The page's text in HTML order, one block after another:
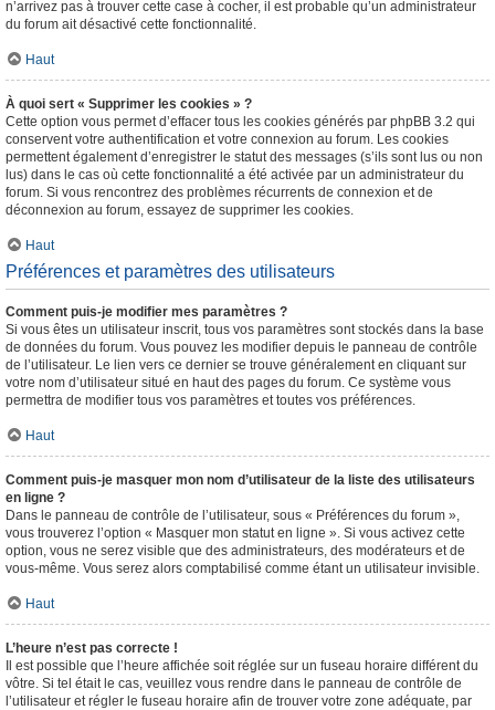
n’arrivez pas à trouver cette case à cocher, il est probable qu’un administrateur
du forum ait désactivé cette fonctionnalité.
Haut
À quoi sert « Supprimer les cookies » ?
Cette option vous permet d’effacer tous les cookies générés par phpBB 3.2 qui
conservent votre authentification et votre connexion au forum. Les cookies
permettent également d’enregistrer le statut des messages (s’ils sont lus ou non
lus) dans le cas où cette fonctionnalité a été activée par un administrateur du
forum. Si vous rencontrez des problèmes récurrents de connexion et de
déconnexion au forum, essayez de supprimer les cookies.
Haut
Préférences et paramètres des utilisateurs
Comment puis-je modifier mes paramètres ?
Si vous êtes un utilisateur inscrit, tous vos paramètres sont stockés dans la base
de données du forum. Vous pouvez les modifier depuis le panneau de contrôle
de l’utilisateur. Le lien vers ce dernier se trouve généralement en cliquant sur
votre nom d’utilisateur situé en haut des pages du forum. Ce système vous
permettra de modifier tous vos paramètres et toutes vos préférences.
Haut
Comment puis-je masquer mon nom d’utilisateur de la liste des utilisateurs
en ligne ?
Dans le panneau de contrôle de l’utilisateur, sous « Préférences du forum »,
vous trouverez l’option « Masquer mon statut en ligne ». Si vous activez cette
option, vous ne serez visible que des administrateurs, des modérateurs et de
vous-même. Vous serez alors comptabilisé comme étant un utilisateur invisible.
Haut
L’heure n’est pas correcte !
Il est possible que l’heure affichée soit réglée sur un fuseau horaire différent du
vôtre. Si tel était le cas, veuillez vous rendre dans le panneau de contrôle de
l’utilisateur et régler le fuseau horaire afin de trouver votre zone adéquate, par